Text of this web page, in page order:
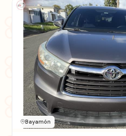
Bayamón